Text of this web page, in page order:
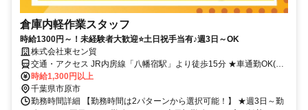
倉庫内軽作業スタッフ
時給1300円～！未経験者大歓迎⭐土日祝手当有♪週3日～OK
株式会社東セン貿
交通・アクセス JR内房線「八幡宿駅」より徒歩15分 ★車通勤OK(駐
車場完備)
時給1,300円以上
千葉県市原市
勤務時間詳細 【勤務時間は2パターンから選択可能！】 ★週3日～勤